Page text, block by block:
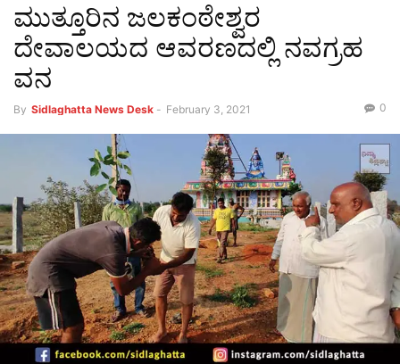
ಮುತ್ತೂರಿನ ಜಲಕಂಠೇಶ್ವರ
ದೇವಾಲಯದ ಆವರಣದಲ್ಲಿ ನವಗ್ರಹ
ವನ
By Sidlaghatta News Desk - February 3, 2021 0